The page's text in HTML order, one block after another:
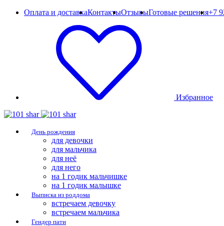
Оплата и доставкаКонтактыОтзывыГотовые решения+7
Избранное
День рождения
для девочки
для мальчика
для неё
для него
на 1 годик мальчишке
на 1 годик малышке
Выписка из роддома
встречаем девочку
встречаем мальчика
Гендер пати